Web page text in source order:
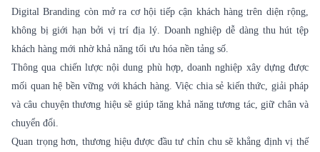
Digital Branding còn mở ra cơ hội tiếp cận khách hàng trên diện rộng,
không bị giới hạn bởi vị trí địa lý. Doanh nghiệp dễ dàng thu hút tệp
khách hàng mới nhờ khả năng tối ưu hóa nền tảng số.
Thông qua chiến lược nội dung phù hợp, doanh nghiệp xây dựng được
mối quan hệ bền vững với khách hàng. Việc chia sẻ kiến thức, giải pháp
và câu chuyện thương hiệu sẽ giúp tăng khả năng tương tác, giữ chân và
chuyển đổi.
Quan trọng hơn, thương hiệu được đầu tư chỉn chu sẽ khẳng định vị thế